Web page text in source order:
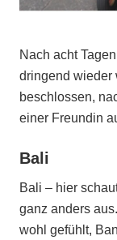
Nach acht
dringend wieder
beschlossen,
einer Freundin
Bali
Bali – hier
ganz anders
wohl gefühlt,